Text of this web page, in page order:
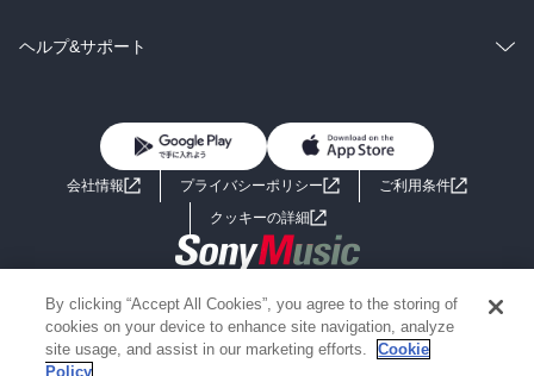
BL・TL
雑誌・グラビア
ラノベ
コミック
ライトノベル 男子向けラノベ
小説
海外小説
ミステリー SF
ヘルプ&サポート
よくあるご質問 お問い合わせ
会社情報 プライバシーポリシー
ご利用条件
クッキーの詳細
Copyright 2017 - 2026 Sony Music Entertainment(Japan) Inc.
Information on the site is for the Japan domestic market only
powered by
By clicking “Accept All Cookies”, you agree to the storing of
cookies on your device to enhance site navigation, analyze
site usage, and assist in our marketing efforts.
Cookie
Policy